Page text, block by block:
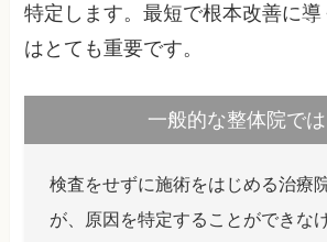
特定します。最短で根本改善に
はとても重要です。
一般的な整体院で
検査をせずに施術をはじめる治療
が、原因を特定することができな